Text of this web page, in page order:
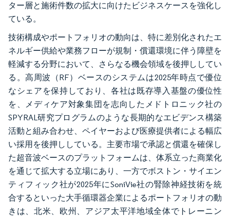
ター層と施術件数の拡大に向けたビジネスケースを強化し
ている。
技術構成やポートフォリオの動向は、特に差別化されたエ
ネルギー供給や業務フローが規制・償還環境に伴う障壁を
軽減する分野において、さらなる機会領域を後押ししてい
る。高周波（RF）ベースのシステムは2025年時点で優位
なシェアを保持しており、各社は既存導入基盤の優位性
を、メディケア対象集団を志向したメドトロニック社の
SPYRAL研究プログラムのような長期的なエビデンス構築
活動と組み合わせ、ペイヤーおよび医療提供者による幅広
い採用を後押ししている。主要市場で承認と償還を確保し
た超音波ベースのプラットフォームは、体系立った商業化
を通じて拡大する立場にあり、一方でボストン・サイエン
ティフィック社が2025年にSoniVie社の腎除神経技術を統
合するといった大手循環器企業によるポートフォリオの動
きは、北米、欧州、アジア太平洋地域全体でトレーニン